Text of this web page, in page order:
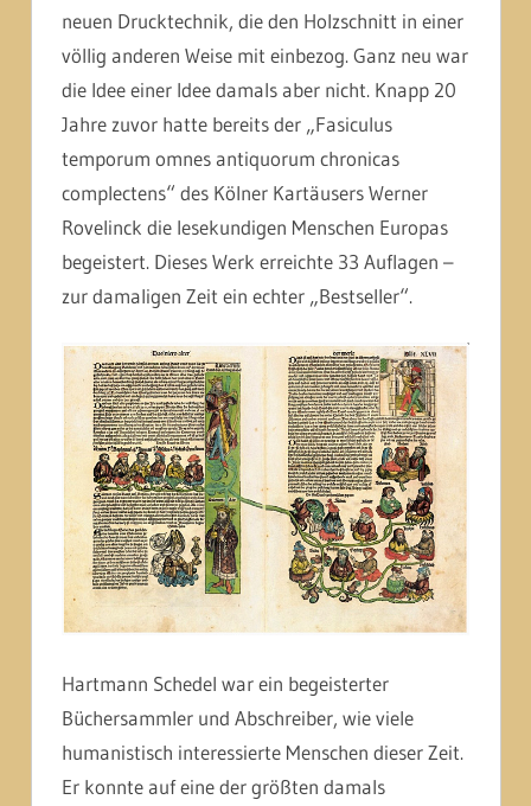
neuen Drucktechnik, die den Holzschnitt in einer
völlig anderen Weise mit einbezog. Ganz neu war
die Idee einer Idee damals aber nicht. Knapp 20
Jahre zuvor hatte bereits der „Fasiculus
temporum omnes antiquorum chronicas
complectens“ des Kölner Kartäusers Werner
Rovelinck die lesekundigen Menschen Europas
begeistert. Dieses Werk erreichte 33 Auflagen –
zur damaligen Zeit ein echter „Bestseller“.
Hartmann Schedel war ein begeisterter
Büchersammler und Abschreiber, wie viele
humanistisch interessierte Menschen dieser Zeit.
Er konnte auf eine der größten damals